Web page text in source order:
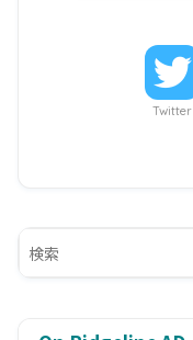
Twitter